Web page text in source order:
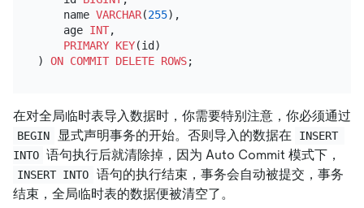
    name
VARCHAR(255),
    age
INT,
PRIMARY KEY(id)
) ON COMMIT DELETE ROWS
在对全局临时表导入数据时，你需要特别注意，你必须通过
BEGIN 显式声明事务的开始。否则导入的数据在
INSERT
INTO 语句执行后就清除掉，因为 Auto Commit 模式下，
INSERT INTO
语句的执行结束，事务会自动被提交，事务
结束，全局临时表的数据便被清空了。